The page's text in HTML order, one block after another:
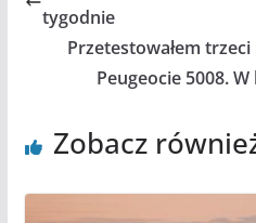
tygodnie
Przetestowałem
Peugeocie 5008.
Zobacz